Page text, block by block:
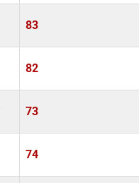
83
82
73
74